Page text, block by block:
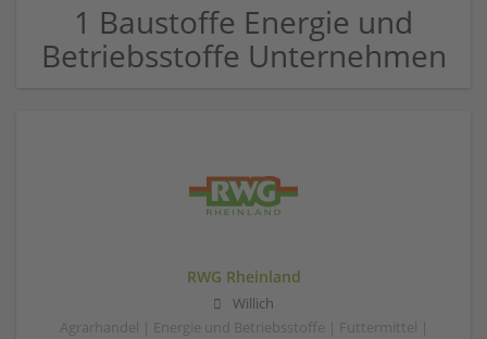
1 Baustoffe Energie und
Betriebsstoffe Unternehmen
RWG Rheinland
Willich
Agrarhandel | Energie und Betriebsstoffe | Futtermittel |